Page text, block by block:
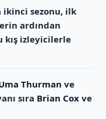
ikinci sezonu, ilk
ardından
izleyicilerle
Thurman ve
sıra Brian Cox ve